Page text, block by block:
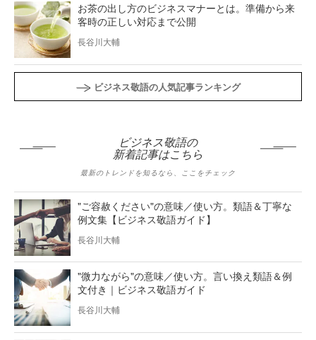
お茶の出し方のビジネスマナーとは。準備から来
客時の正しい対応まで公開
長谷川大輔
ビジネス敬語の人気記事ランキング
ビジネス敬語の
新着記事はこちら
最新のトレンドを知るなら、ここをチェック
"ご容赦ください"の意味／使い方。類語＆丁寧な
例文集【ビジネス敬語ガイド】
長谷川大輔
"微力ながら"の意味／使い方。言い換え類語＆例
文付き｜ビジネス敬語ガイド
長谷川大輔